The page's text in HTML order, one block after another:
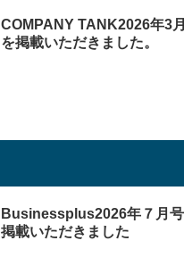
COMPANY TANK2026年3
を掲載いただきました。
Businessplus2026年７月
掲載いただきました